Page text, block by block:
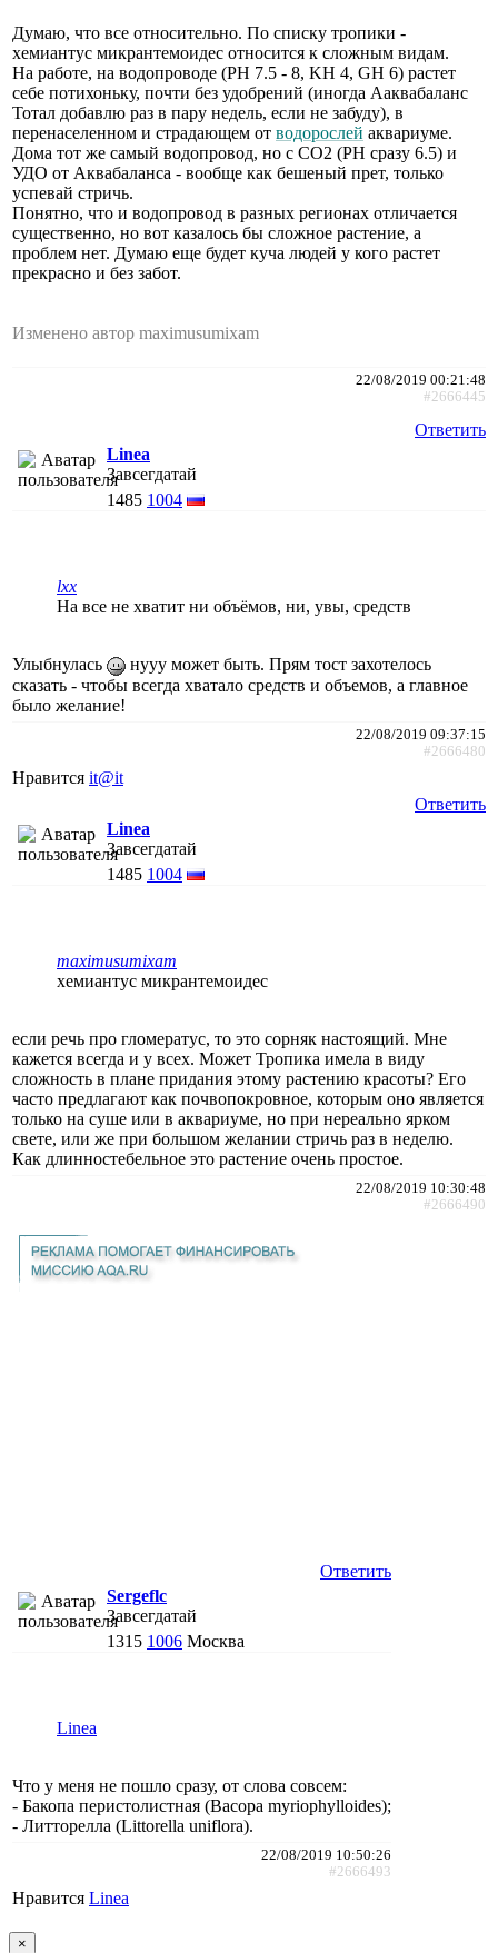
Думаю, что все относительно. По списку тропики -
хемиантус микрантемоидес относится к сложным видам.
На работе, на водопроводе (PH 7.5 - 8, KH 4, GH 6) растет
себе потихоньку, почти без удобрений (иногда Ааквабаланс
Тотал добавлю раз в пару недель, если не забуду), в
перенаселенном и страдающем от водорослей аквариуме.
Дома тот же самый водопровод, но с СО2 (PH сразу 6.5) и
УДО от Аквабаланса - вообще как бешеный прет, только
успевай стричь.
Понятно, что и водопровод в разных регионах отличается
существенно, но вот казалось бы сложное растение, а
проблем нет. Думаю еще будет куча людей у кого растет
прекрасно и без забот.
Изменено автор maximusumixam
22/08/2019 00:21:48
#2666445
Ответить
Linea
Завсегдатай
1485 1004
lxx
На все не хватит ни объёмов, ни, увы, средств
Улыбнулась
нууу может быть. Прям тост захотелось
сказать - чтобы всегда хватало средств и объемов, а главное
было желание!
22/08/2019 09:37:15
#2666480
Нравится it@it
Ответить
Linea
Завсегдатай
1485 1004
maximusumixam
хемиантус микрантемоидес
если речь про гломератус, то это сорняк настоящий. Мне
кажется всегда и у всех. Может Тропика имела в виду
сложность в плане придания этому растению красоты? Его
часто предлагают как почвопокровное, которым оно является
только на суше или в аквариуме, но при нереально ярком
свете, или же при большом желании стричь раз в неделю.
Как длинностебельное это растение очень простое.
22/08/2019 10:30:48
#2666490
Ответить
Sergeflc
Завсегдатай
1315 1006 Москва
Linea
Что у меня не пошло сразу, от слова совсем:
- Бакопа перистолистная (Bacopa myriophylloides);
- Литторелла (Littorella uniflora).
22/08/2019 10:50:26
#2666493
Нравится Linea
×